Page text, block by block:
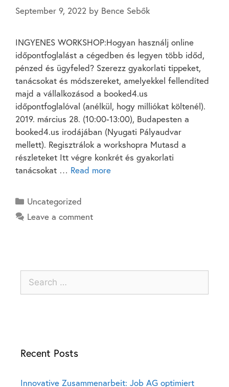
September 9, 2022 by Bence Sebők
INGYENES WORKSHOP:Hogyan használj online
időpontfoglalást a cégedben és legyen több időd,
pénzed és ügyfeled? Szerezz gyakorlati tippeket,
tanácsokat és módszereket, amelyekkel fellendíted
majd a vállalkozásod a booked4.us
időpontfoglalóval (anélkül, hogy milliókat költenél).
2019. március 28. (10:00-13:00), Budapesten a
booked4.us irodájában (Nyugati Pályaudvar
mellett). Regisztrálok a workshopra Mutasd a
részleteket Itt végre konkrét és gyakorlati
tanácsokat … Read more
Uncategorized
Leave a comment
Recent Posts
Innovative Zusammenarbeit: Job AG optimiert